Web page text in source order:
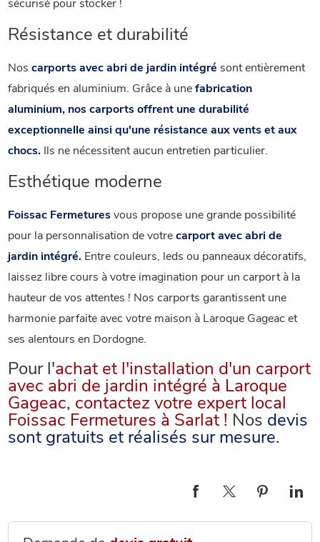
sécurisé pour stocker !
Résistance et durabilité
Nos carports avec abri de jardin intégré sont entièrement
fabriqués en aluminium. Grâce à unefabrication
aluminium, nos carports offrent une durabilité
exceptionnelle ainsi qu'une résistance aux vents et aux
chocs. Ils ne nécessitent aucun entretien particulier.
Esthétique moderne
Foissac Fermetures vous propose une grande possibilité
pour la personnalisation de votrecarport avec abri de
jardin intégré. Entre couleurs, leds ou panneaux décoratifs,
laissez libre cours à votre imagination pour un carport à la
hauteur de vos attentes ! Nos carports garantissent une
harmonie parfaite avec votre maison à Laroque Gageac et
ses alentours en Dordogne.
Pour l'achat et l'installation d'un carport
avec abri de jardin intégré à Laroque
Gageac, contactez votre expert local
Foissac Fermetures à Sarlat ! Nos devis
sont gratuits et réalisés sur mesure.